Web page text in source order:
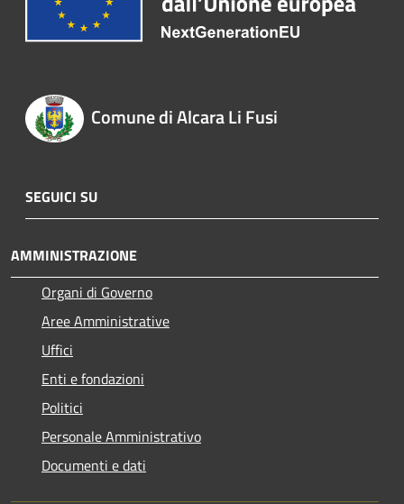
Comune di Alcara Li Fusi
SEGUICI SU
AMMINISTRAZIONE
Organi di Governo
Aree Amministrative
Uffici
Enti e fondazioni
Politici
Personale Amministrativo
Documenti e dati